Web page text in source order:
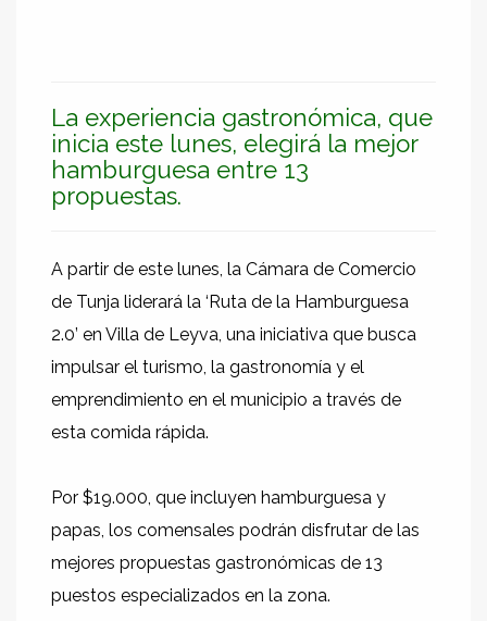
La experiencia gastronómica, que
inicia este lunes, elegirá la mejor
hamburguesa entre 13
propuestas.
A partir de este lunes, la Cámara de Comercio
de Tunja liderará la ‘Ruta de la Hamburguesa
2.0’ en Villa de Leyva, una iniciativa que busca
impulsar el turismo, la gastronomía y el
emprendimiento en el municipio a través de
esta comida rápida.
Por $19.000, que incluyen hamburguesa y
papas, los comensales podrán disfrutar de las
mejores propuestas gastronómicas de 13
puestos especializados en la zona.